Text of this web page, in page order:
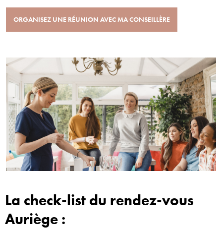
ORGANISEZ UNE RÉUNION AVEC MA CONSEILLÈRE
La check-list du rendez-vous
Auriège :